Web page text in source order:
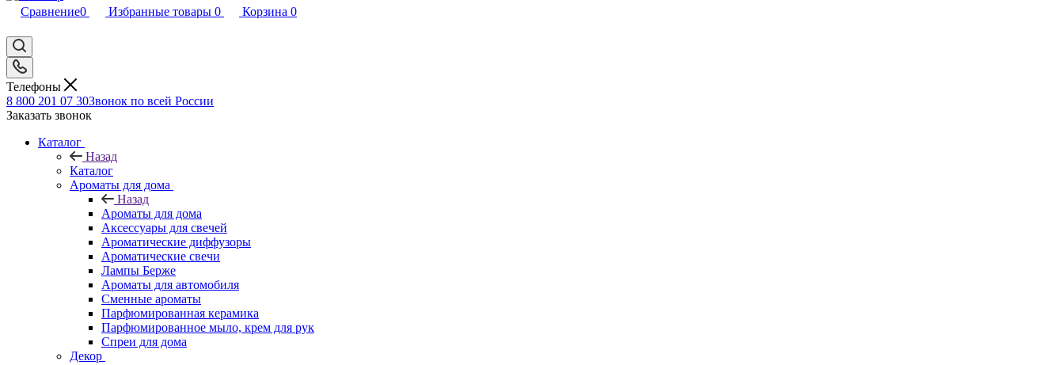
Сравнение0 Избранные товары 0 Корзина 0
Телефоны
8 800 201 07 30Звонок по всей России
Заказать звонок
Каталог
Назад
Каталог
Ароматы для дома
Назад
Ароматы для дома
Аксессуары для свечей
Ароматические диффузоры
Ароматические свечи
Лампы Берже
Ароматы для автомобиля
Сменные ароматы
Парфюмированная керамика
Парфюмированное мыло, крем для рук
Спреи для дома
Декор